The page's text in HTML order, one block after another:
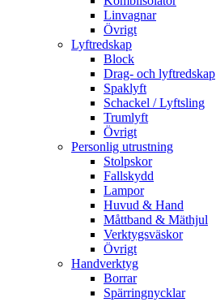
Linvagnar
Övrigt
Lyftredskap
Block
Drag- och lyftredskap
Spaklyft
Schackel / Lyftsling
Trumlyft
Övrigt
Personlig utrustning
Stolpskor
Fallskydd
Lampor
Huvud & Hand
Måttband & Mäthjul
Verktygsväskor
Övrigt
Handverktyg
Borrar
Spärringnycklar